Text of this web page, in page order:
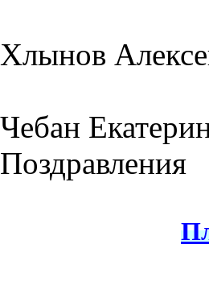
Хлынов
Чебан
Поздравления